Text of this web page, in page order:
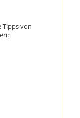
Tipps von